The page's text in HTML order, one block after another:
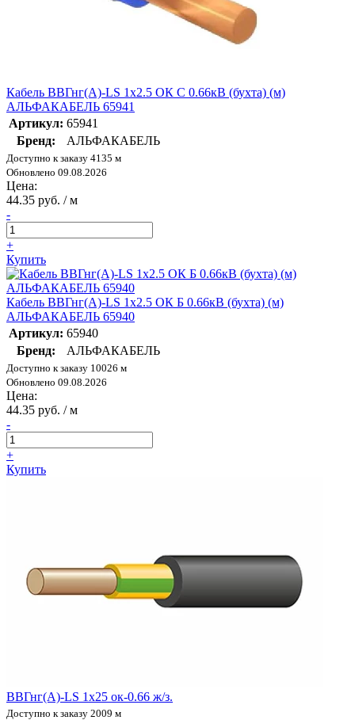
Кабель ВВГнг(А)-LS 1х2.5 ОК С 0.66кВ (бухта) (м)
АЛЬФАКАБЕЛЬ 65941
Артикул: 65941
Бренд:
АЛЬФАКАБЕЛЬ
Доступно к заказу 4135 м
Обновлено 09.08.2026
Цена:
44.35 руб. / м
-
+
Купить
Кабель ВВГнг(А)-LS 1х2.5 ОК Б 0.66кВ (бухта) (м)
АЛЬФАКАБЕЛЬ 65940
Артикул: 65940
Бренд:
АЛЬФАКАБЕЛЬ
Доступно к заказу 10026 м
Обновлено 09.08.2026
Цена:
44.35 руб. / м
-
+
Купить
ВВГнг(А)-LS 1х25 ок-0.66 ж/з.
Доступно к заказу 2009 м